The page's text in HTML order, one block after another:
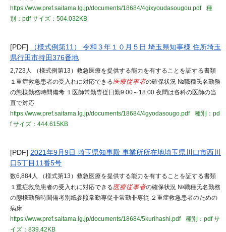
https://www.pref.saitama.lg.jp/documents/18684/4gixyoudasougou.pdf
種
別：pdfサイズ：504.032KB
[PDF]
（様式例第11） 令和３年１０月５日 埼玉県知事様 住所埼玉
県行田市持田376番地
2,723人 （様式例第13）救急医療を提供する能力を有することを証する書類
１重症救急患者の受入れに対応できる医療従事者の確保状況 №職種氏名勤務
の態様勤務時間備考 １医師常勤専従日勤9:00～18:00 夜間は各科の医師の当
直で対応
https://www.pref.saitama.lg.jp/documents/18684/4gyodasougo.pdf
種別：pd
fサイズ：444.615KB
[PDF] 2021年9月9日 埼玉県知事殿 事業所所在地埼玉県川口市西川
口5丁目11番5号
数6,884人 （様式第13）救急医療を提供する能力を有することを証する書類
１重症救急患者の受入れに対応できる医療従事者の確保状況 №職種氏名勤務
の態様勤務時間備考別紙参照常勤専従非常勤非専従 ２重症救急患者のための
病床
https://www.pref.saitama.lg.jp/documents/18684/5kurihashi.pdf
種別：pdfサ
イズ：839.42KB